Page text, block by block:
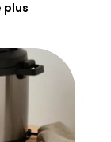
plus